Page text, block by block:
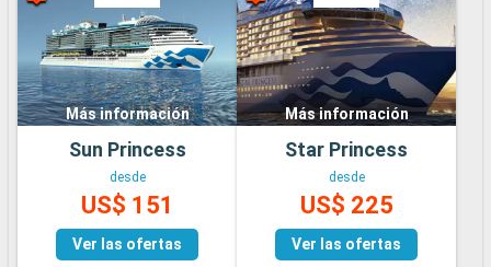
Más información
Sun Princess
desde
US$ 151
Ver las ofertas
Más información
Star Princess
desde
US$ 225
Ver las ofertas